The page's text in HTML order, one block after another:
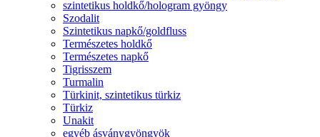
szintetikus holdkő/hologram gyöngy
Szodalit
Szintetikus napkő/goldfluss
Természetes holdkő
Természetes napkő
Tigrisszem
Turmalin
Türkinit, szintetikus türkiz
Türkiz
Unakit
egyéb ásványgyöngyök